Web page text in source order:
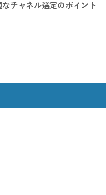
なチャネル選定のポイント